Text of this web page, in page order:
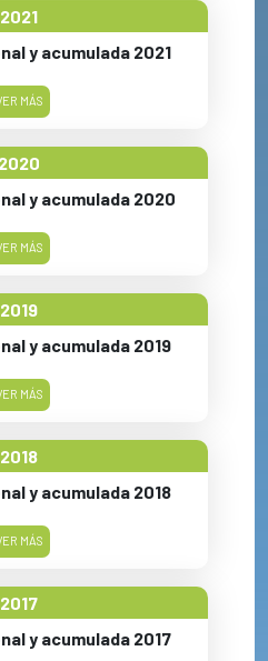
2021
y acumulada 2021
MÁS
2020
y acumulada 2020
MÁS
2019
y acumulada 2019
MÁS
2018
y acumulada 2018
MÁS
2017
y acumulada 2017